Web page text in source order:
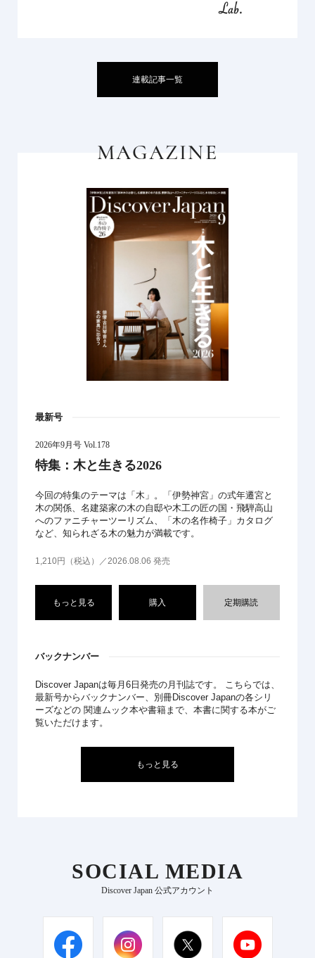
連載記事一覧
MAGAZINE
最新号
2026年9月号 Vol.178
特集：木と生きる2026
今回の特集のテーマは「木」。「伊勢神宮」の式年遷宮と
木の関係、名建築家の木の自邸や木工の匠の国・飛騨高山
へのファニチャーツーリズム、「木の名作椅子」カタログ
など、知られざる木の魅力が満載です。
1,210円（税込）／2026.08.06 発売
もっと見る 購入 定期購読
バックナンバー
Discover Japanは毎月6日発売の月刊誌です。 こちらでは、
最新号からバックナンバー、別冊Discover Japanの各シリ
ーズなどの 関連ムック本や書籍まで、本書に関する本がご
覧いただけます。
もっと見る
SOCIAL MEDIA
Discover Japan 公式アカウント